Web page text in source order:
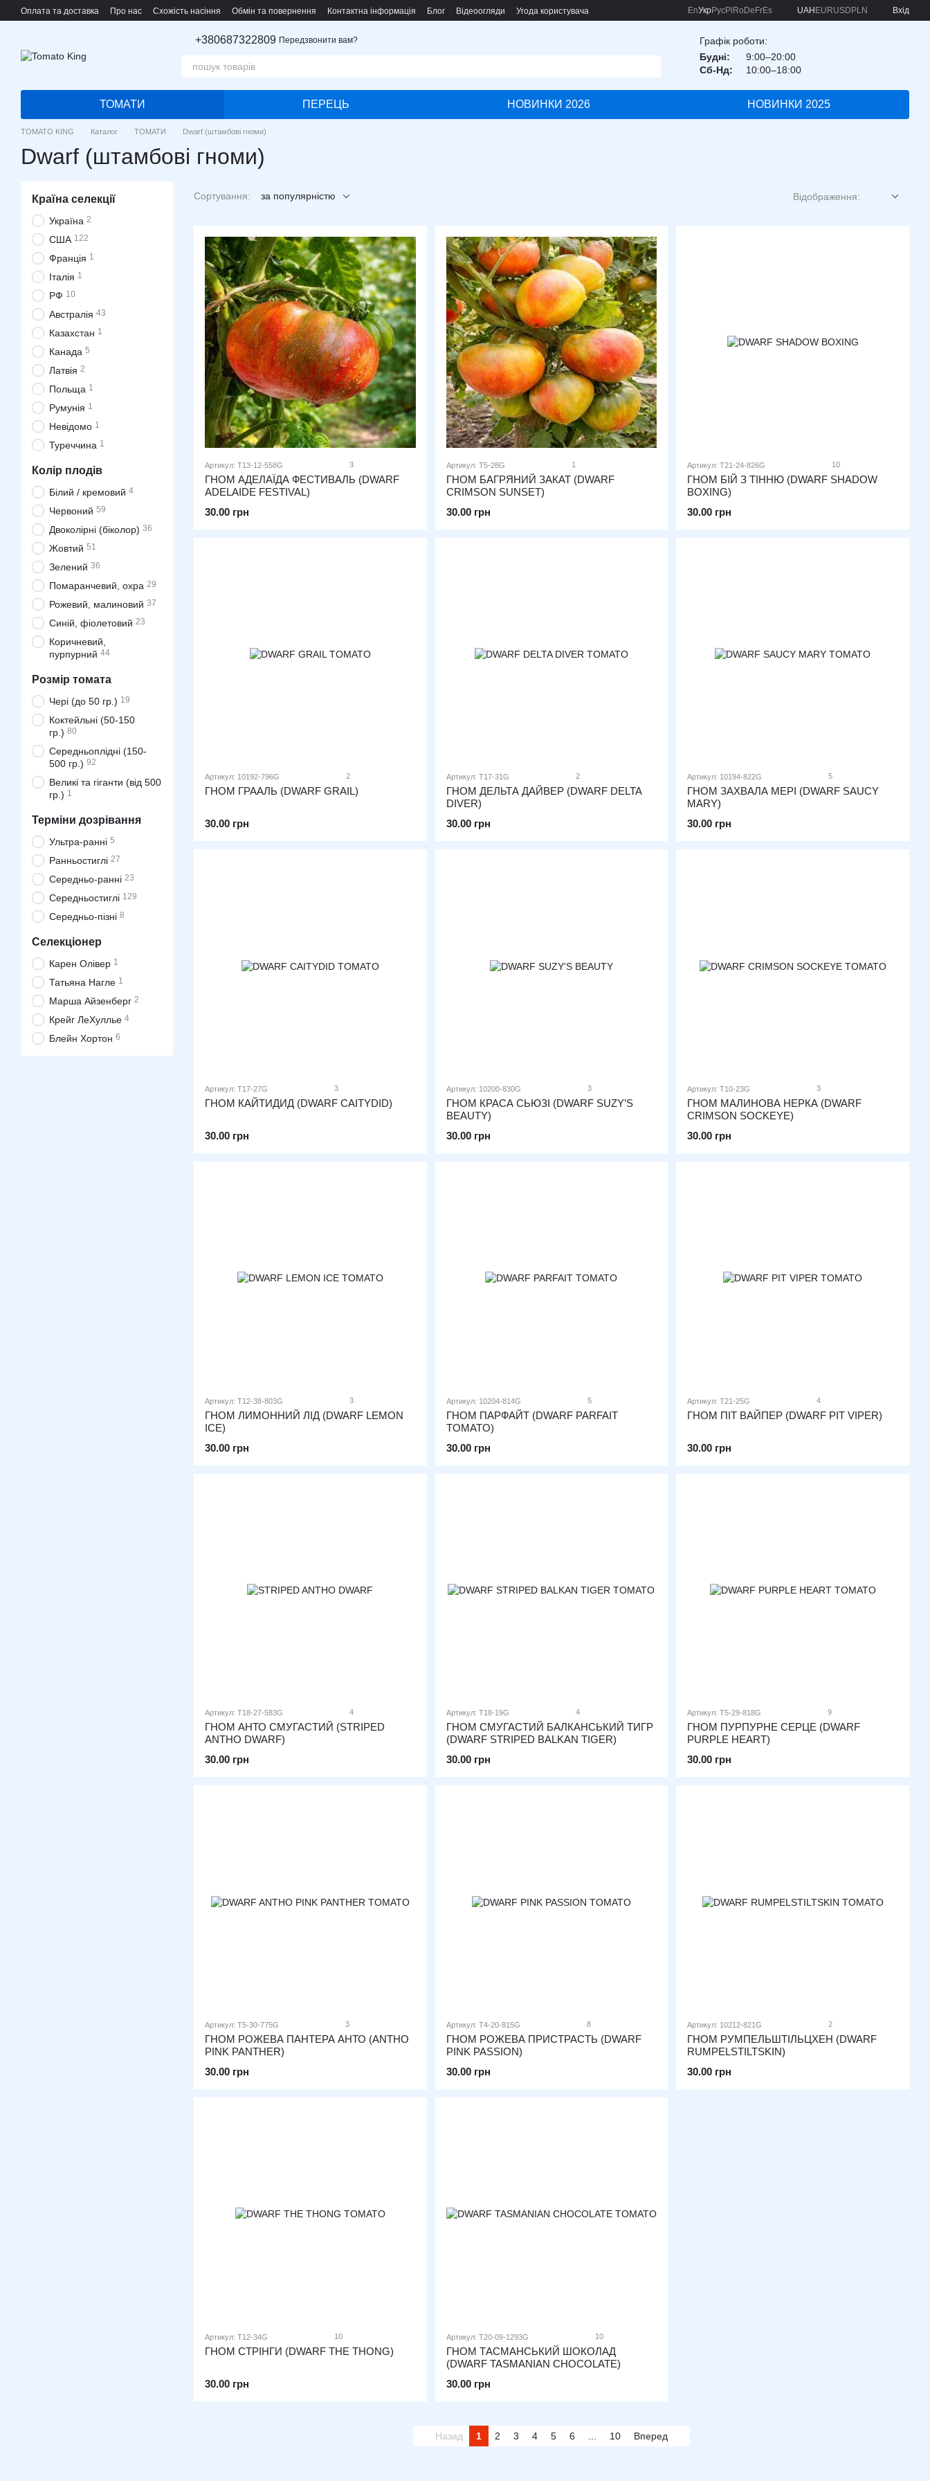
Перейти до основного контенту
Оплата та доставка Про нас Схожість насіння Обмін та повернення Контактна інформація Блог Відеоогляди Угода користувача EnУкрРусPl Ro De FrEs UAH EURUSD PLN Вхід
+380687322809 Передзвонити вам?
Графік роботи:
Будні:
9:00–20:00
Сб-Нд:
10:00–18:00
ТОМАТИ ПЕРЕЦЬ НОВИНКИ 2026 НОВИНКИ 2025
TOMATO KING Каталог ТОМАТИ Dwarf (штамбові гноми)
Dwarf (штамбові гноми)
Сортування: за популярністю Відображення:
Артикул: T13-12-558G 3
ГНОМ АДЕЛАЇДА ФЕСТИВАЛЬ (DWARF
ADELAIDE FESTIVAL)
30.00 грн
Артикул: T5-28G 1
ГНОМ БАГРЯНИЙ ЗАКАТ (DWARF
CRIMSON SUNSET)
30.00 грн
Артикул: T21-24-826G 10
ГНОМ БІЙ З ТІННЮ (DWARF SHADOW
BOXING)
30.00 грн
Артикул: 10192-796G 2
ГНОМ ГРААЛЬ (DWARF GRAIL)
30.00 грн
Артикул: T17-31G 2
ГНОМ ДЕЛЬТА ДАЙВЕР (DWARF DELTA
DIVER)
30.00 грн
Артикул: 10194-822G 5
ГНОМ ЗАХВАЛА МЕРІ (DWARF SAUCY
MARY)
30.00 грн
Артикул: T17-27G 3
ГНОМ КАЙТИДИД (DWARF CAITYDID)
30.00 грн
Артикул: 10200-830G 3
ГНОМ КРАСА СЬЮЗІ (DWARF SUZY’S
BEAUTY)
30.00 грн
Артикул: T10-23G 3
ГНОМ МАЛИНОВА НЕРКА (DWARF
CRIMSON SOCKEYE)
30.00 грн
Артикул: T12-38-803G 3
ГНОМ ЛИМОННИЙ ЛІД (DWARF LEMON
ICE)
30.00 грн
Артикул: 10204-814G 5
ГНОМ ПАРФАЙТ (DWARF PARFAIT
TOMATO)
30.00 грн
Артикул: T21-25G 4
ГНОМ ПІТ ВАЙПЕР (DWARF PIT VIPER)
30.00 грн
Артикул: T18-27-583G 4
ГНОМ АНТО СМУГАСТИЙ (STRIPED
ANTHO DWARF)
30.00 грн
Артикул: T18-19G 4
ГНОМ СМУГАСТИЙ БАЛКАНСЬКИЙ ТИГР
(DWARF STRIPED BALKAN TIGER)
30.00 грн
Артикул: T5-29-818G 9
ГНОМ ПУРПУРНЕ СЕРЦЕ (DWARF
PURPLE HEART)
30.00 грн
Артикул: T5-30-775G 3
ГНОМ РОЖЕВА ПАНТЕРА АНТО (ANTHO
PINK PANTHER)
30.00 грн
Артикул: T4-20-815G 8
ГНОМ РОЖЕВА ПРИСТРАСТЬ (DWARF
PINK PASSION)
30.00 грн
Артикул: 10212-821G 2
ГНОМ РУМПЕЛЬШТІЛЬЦХЕН (DWARF
RUMPELSTILTSKIN)
30.00 грн
Артикул: T12-34G 10
ГНОМ СТРІНГИ (DWARF THE THONG)
30.00 грн
Артикул: T20-09-1293G 10
ГНОМ ТАСМАНСЬКИЙ ШОКОЛАД
(DWARF TASMANIAN CHOCOLATE)
30.00 грн
Назад 1 2 3 4 5 6 10 Вперед
Країна селекції
Україна 2
США 122
Франція 1
Італія 1
РФ 10
Австралія 43
Казахстан 1
Канада 5
Латвія 2
Польща 1
Румунія 1
Невідомо 1
Туреччина 1
Колір плодів
Білий / кремовий 4
Червоний 59
Двоколірні (біколор) 36
Жовтий 51
Зелений 36
Помаранчевий, охра 29
Рожевий, малиновий 37
Синій, фіолетовий 23
Коричневий,
пурпурний 44
Розмір томата
Чері (до 50 гр.) 19
Коктейльні (50-150
гр.) 80
Середньоплідні (150-
500 гр.) 92
Великі та гіганти (від 500
гр.) 1
Терміни дозрівання
Ультра-ранні 5
Ранньостиглі 27
Середньо-ранні 23
Середньостиглі 129
Середньо-пізні 8
Селекціонер
Карен Олівер 1
Татьяна Нагле 1
Марша Айзенберг 2
Крейг ЛеХуллье 4
Блейн Хортон 6